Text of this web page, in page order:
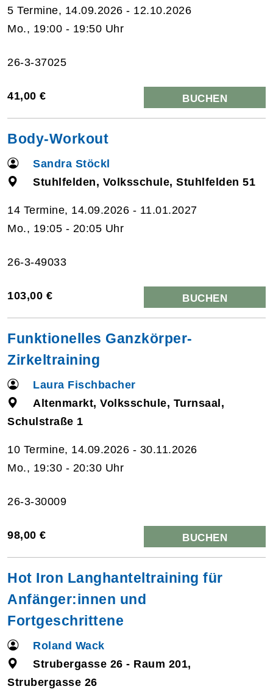
5 Termine, 14.09.2026 - 12.10.2026
Mo., 19:00 - 19:50 Uhr
26-3-37025
41,00 € BUCHEN
Body-Workout
Sandra Stöckl
Stuhlfelden, Volksschule, Stuhlfelden 51
14 Termine, 14.09.2026 - 11.01.2027
Mo., 19:05 - 20:05 Uhr
26-3-49033
103,00 € BUCHEN
Funktionelles Ganzkörper-
Zirkeltraining
Laura Fischbacher
Altenmarkt, Volksschule, Turnsaal,
Schulstraße 1
10 Termine, 14.09.2026 - 30.11.2026
Mo., 19:30 - 20:30 Uhr
26-3-30009
98,00 € BUCHEN
Hot Iron Langhanteltraining für
Anfänger:innen und
Fortgeschrittene
Roland Wack
Strubergasse 26 - Raum 201,
Strubergasse 26